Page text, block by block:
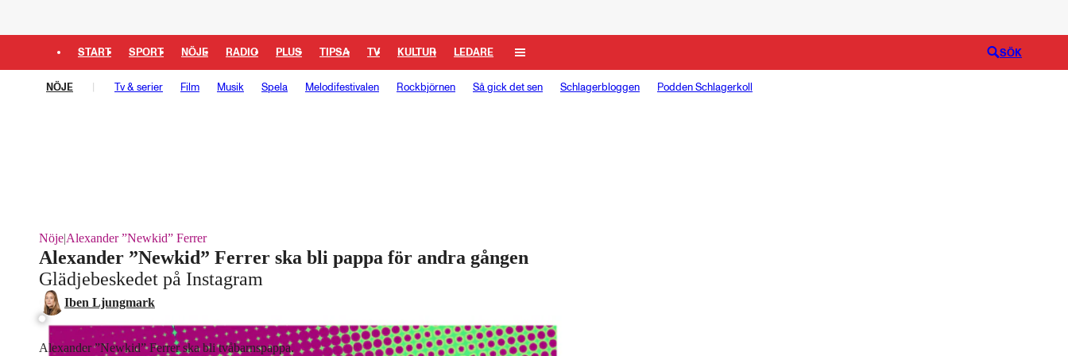
START SPORT NÖJE RADIO PLUS TIPSA TV KULTUR LEDARE SÖK
NÖJE Tv & serier Film Musik Spela Melodifestivalen Rockbjörnen Så gick det sen Schlagerbloggen Podden Schlagerkoll
Nöje|Alexander ”Newkid” Ferrer
Alexander ”Newkid” Ferrer ska bli pappa för andra gången
Glädjebeskedet på Instagram
Iben Ljungmark
Alexander ”Newkid” Ferrer ska bli tvåbarnspappa.